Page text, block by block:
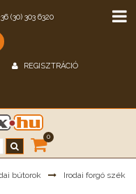
(30) 303 6320
REGISZTRÁCIÓ
0
bútorok Irodai forgó szék